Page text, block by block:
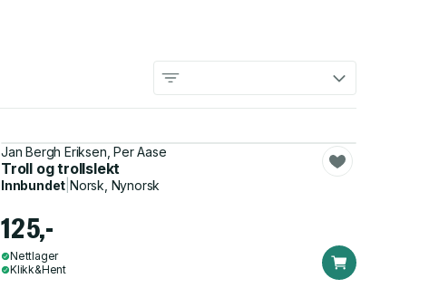
Jan Bergh Eriksen, Per Aase
Troll og trollslekt
Innbundet |Norsk, Nynorsk
125,-
Nettlager
Klikk&Hent